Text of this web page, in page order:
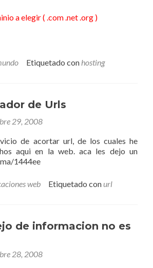
a elegir ( .com .net .org )
Etiquetado con hosting
de Urls
29, 2008
de acortar url, de los cuales he
aqui en la web. aca les dejo un
1444ee
web Etiquetado conurl
de informacion no es
28, 2008